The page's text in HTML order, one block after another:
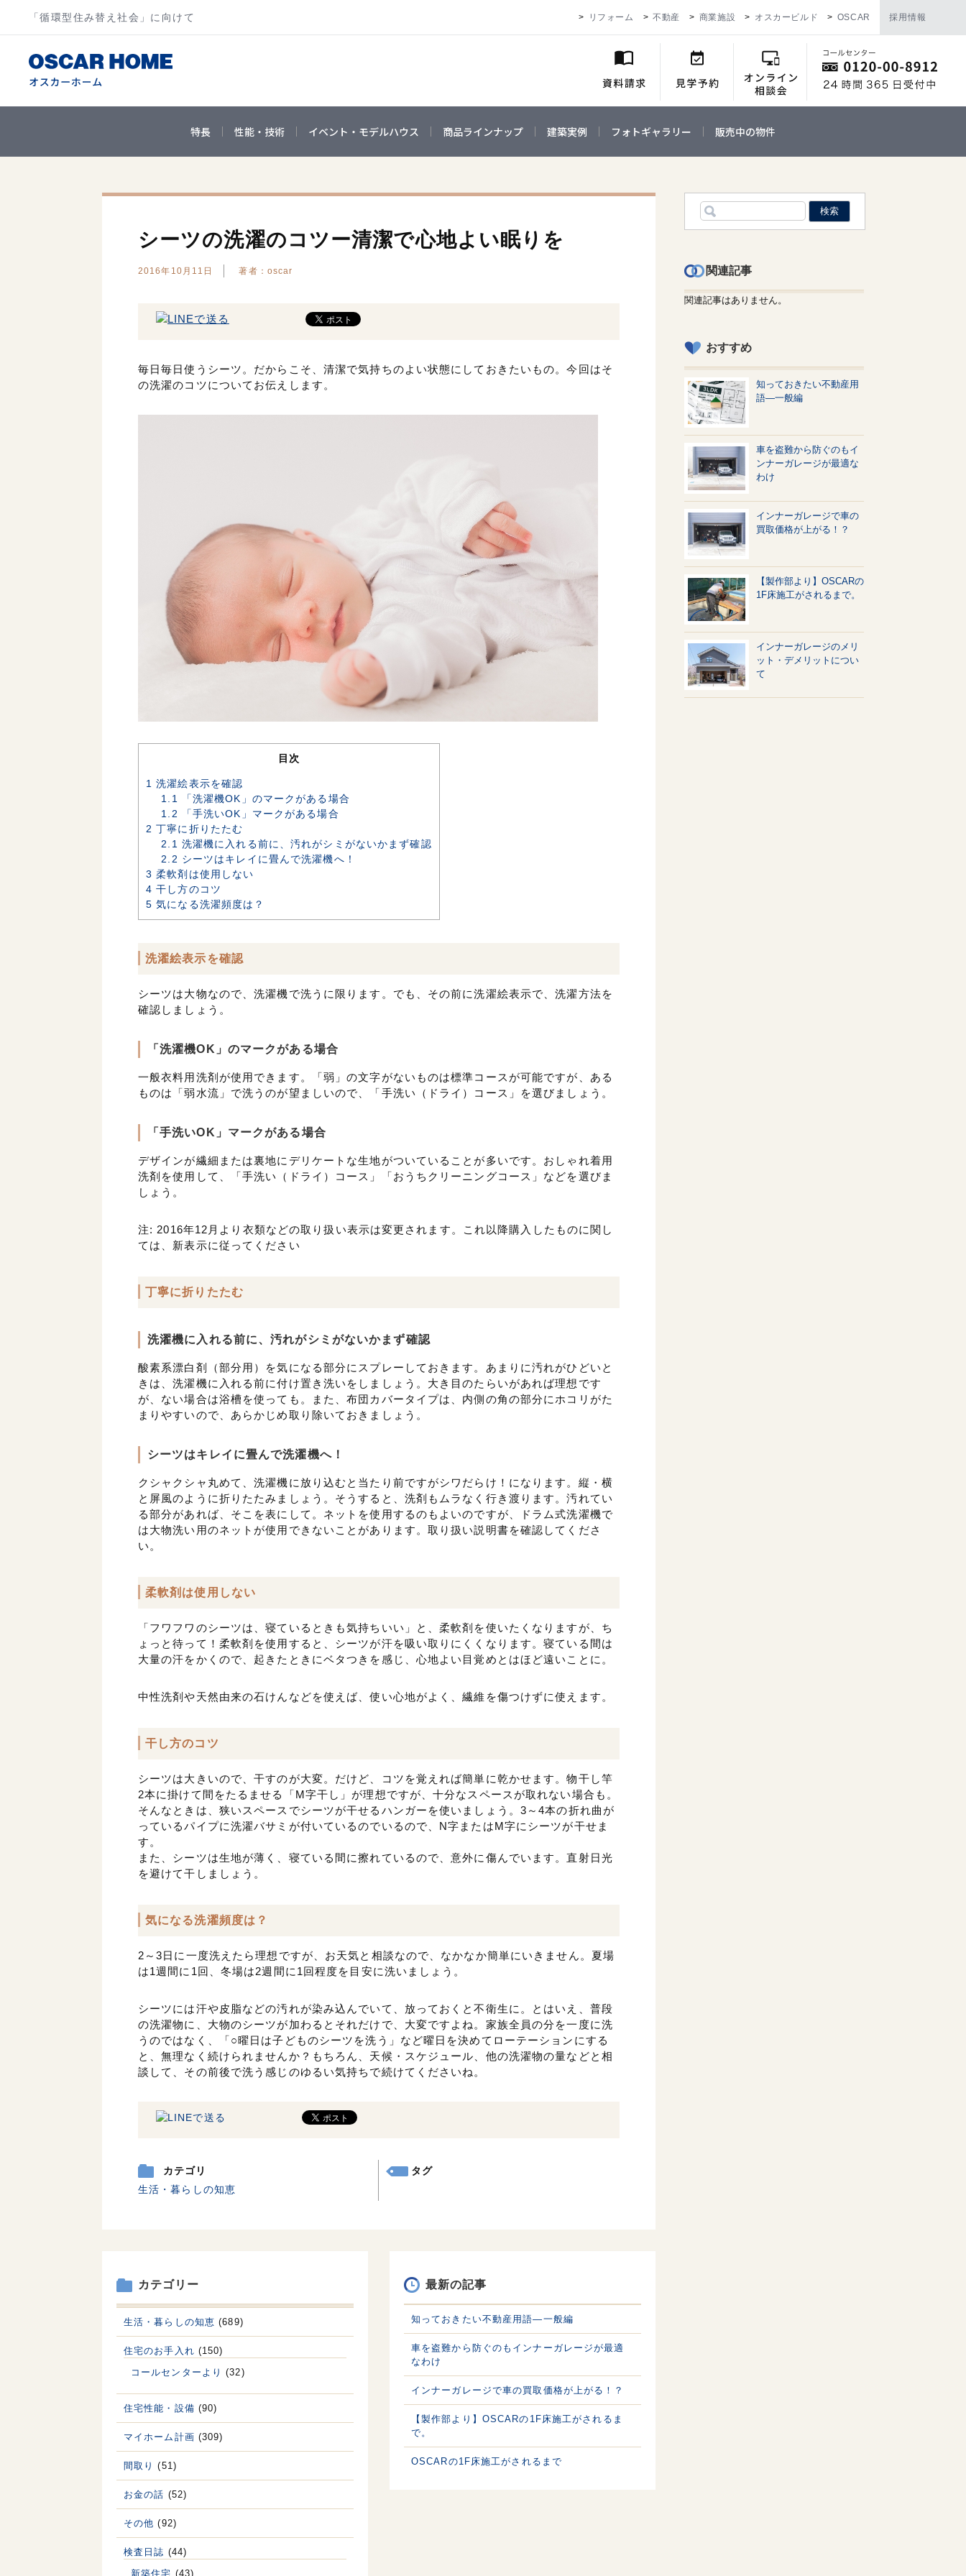
「循環型住み替え社会」に向けて リフォーム 不動産 商業施設 オスカービルド OSCAR 採用情報
特長 性能・技術 イベント・モデルハウス 商品ラインナップ 建築実例 フォトギャラリー 販売中の物件
シーツの洗濯のコツー清潔で心地よい眠りを
2016年10月11日 著者：oscar
毎日毎日使うシーツ。だからこそ、清潔で気持ちのよい状態にしておきたいもの。今回はそ
の洗濯のコツについてお伝えします。
目次
1 洗濯絵表示を確認
1.1 「洗濯機OK」のマークがある場合
1.2
「手洗いOK」マークがある場合
2 丁寧に折りたたむ
2.1 洗濯機に入れる前に、汚れがシミがないかまず確認
2.2 シーツはキレイに畳んで洗濯機へ！
3 柔軟剤は使用しない
4 干し方のコツ
5 気になる洗濯頻度は？
洗濯絵表示を確認
シーツは大物なので、洗濯機で洗うに限ります。でも、その前に洗濯絵表示で、洗濯方法を
確認しましょう。
「洗濯機OK」のマークがある場合
一般衣料用洗剤が使用できます。「弱」の文字がないものは標準コースが可能ですが、ある
ものは「弱水流」で洗うのが望ましいので、「手洗い（ドライ）コース」を選びましょう。
「手洗いOK」マークがある場合
デザインが繊細または裏地にデリケートな生地がついていることが多いです。おしゃれ着用
洗剤を使用して、「手洗い（ドライ）コース」「おうちクリーニングコース」などを選びま
しょう。
注: 2016年12月より衣類などの取り扱い表示は変更されます。これ以降購入したものに関し
ては、新表示に従ってください
丁寧に折りたたむ
洗濯機に入れる前に、汚れがシミがないかまず確認
酸素系漂白剤（部分用）を気になる部分にスプレーしておきます。あまりに汚れがひどいと
きは、洗濯機に入れる前に付け置き洗いをしましょう。大き目のたらいがあれば理想です
が、ない場合は浴槽を使っても。また、布団カバータイプは、内側の角の部分にホコリがた
まりやすいので、あらかじめ取り除いておきましょう。
シーツはキレイに畳んで洗濯機へ！
クシャクシャ丸めて、洗濯機に放り込むと当たり前ですがシワだらけ！になります。縦・横
と屏風のように折りたたみましょう。そうすると、洗剤もムラなく行き渡ります。汚れてい
る部分があれば、そこを表にして。ネットを使用するのもよいのですが、ドラム式洗濯機で
は大物洗い用のネットが使用できないことがあります。取り扱い説明書を確認してくださ
い。
柔軟剤は使用しない
「フワフワのシーツは、寝ているときも気持ちいい」と、柔軟剤を使いたくなりますが、ち
ょっと待って！柔軟剤を使用すると、シーツが汗を吸い取りにくくなります。寝ている間は
大量の汗をかくので、起きたときにベタつきを感じ、心地よい目覚めとはほど遠いことに。
中性洗剤や天然由来の石けんなどを使えば、使い心地がよく、繊維を傷つけずに使えます。
干し方のコツ
シーツは大きいので、干すのが大変。だけど、コツを覚えれば簡単に乾かせます。物干し竿
2本に掛けて間をたるませる「M字干し」が理想ですが、十分なスペースが取れない場合も。
そんなときは、狭いスペースでシーツが干せるハンガーを使いましょう。3～4本の折れ曲が
っているパイプに洗濯バサミが付いているのでいるので、N字またはM字にシーツが干せま
す。
また、シーツは生地が薄く、寝ている間に擦れているので、意外に傷んでいます。直射日光
を避けて干しましょう。
気になる洗濯頻度は？
2～3日に一度洗えたら理想ですが、お天気と相談なので、なかなか簡単にいきません。夏場
は1週間に1回、冬場は2週間に1回程度を目安に洗いましょう。
シーツには汗や皮脂などの汚れが染み込んでいて、放っておくと不衛生に。とはいえ、普段
の洗濯物に、大物のシーツが加わるとそれだけで、大変ですよね。家族全員の分を一度に洗
うのではなく、「○曜日は子どものシーツを洗う」など曜日を決めてローテーションにする
と、無理なく続けられませんか？もちろん、天候・スケジュール、他の洗濯物の量などと相
談して、その前後で洗う感じのゆるい気持ちで続けてくださいね。
カテゴリ
生活・暮らしの知恵
タグ
最新の記事
知っておきたい不動産用語—一般編
車を盗難から防ぐのもインナーガレージが最適
なわけ
インナーガレージで車の買取価格が上がる！？
【製作部より】OSCARの1F床施工がされるま
で。
OSCARの1F床施工がされるまで
カテゴリー
生活・暮らしの知恵 (689)
住宅のお手入れ (150)
コールセンターより (32)
住宅性能・設備 (90)
マイホーム計画 (309)
間取り (51)
お金の話 (52)
その他 (92)
検査日誌 (44)
新築住宅 (43)
関連記事
関連記事はありません。
おすすめ
知っておきたい不動産用
語—一般編
車を盗難から防ぐのもイ
ンナーガレージが最適な
わけ
インナーガレージで車の
買取価格が上がる！？
【製作部より】OSCARの
1F床施工がされるまで。
インナーガレージのメリ
ット・デメリットについ
て